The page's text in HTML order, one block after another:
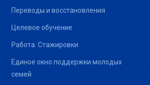
Переводы и восстановления
Целевое обучение
Работа. Стажировки
Единое окно поддержки молодых
семей